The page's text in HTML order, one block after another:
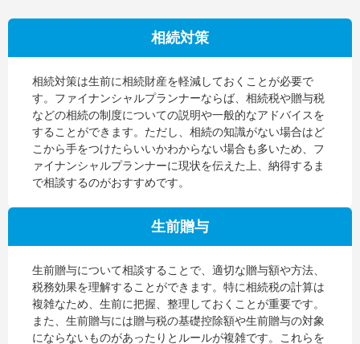
相続対策
相続対策は生前に相続財産を軽減しておくことが必要で
す。ファイナンシャルプランナーならば、相続税や贈与税
などの相続の制度についての説明や一般的なアドバイスを
することができます。ただし、相続の知識がない場合はど
こから手をつけたらいいかわからない場合も多いため、フ
ァイナンシャルプランナーに現状を伝えた上、納得するま
で相談するのがおすすめです。
生前贈与
生前贈与について相談することで、適切な贈与額や方法、
税務効果を理解することができます。特に相続税の計算は
複雑なため、生前に把握、整理しておくことが重要です。
また、生前贈与には贈与税の基礎控除額や生前贈与の対象
にならないものがあったりとルールが複雑です。これらを